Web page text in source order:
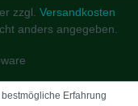
zzgl. Versandkosten
anders angegeben.
Erfahrung